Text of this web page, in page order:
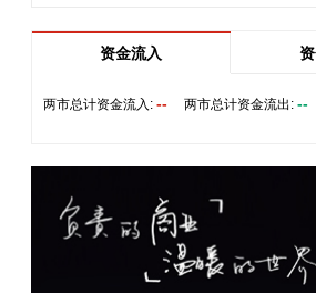
ODM/OEM业务当前处于正常状态，客
2026-08-06 08:52:16
位于北纬28.97度，东经94.91度。
2026-08-06 08:34:22
中信证券认为基金重仓配置的持续提
资金流入
两市总计资金流入: -- 两市总计资金流出: --